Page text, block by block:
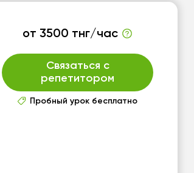
от 3500 тнг/час
Связаться с
репетитором
Пробный урок бесплатно